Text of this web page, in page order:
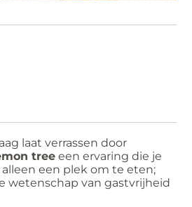
laat verrassen door
tree een ervaring die je
een plek om te eten;
wetenschap van gastvrijheid